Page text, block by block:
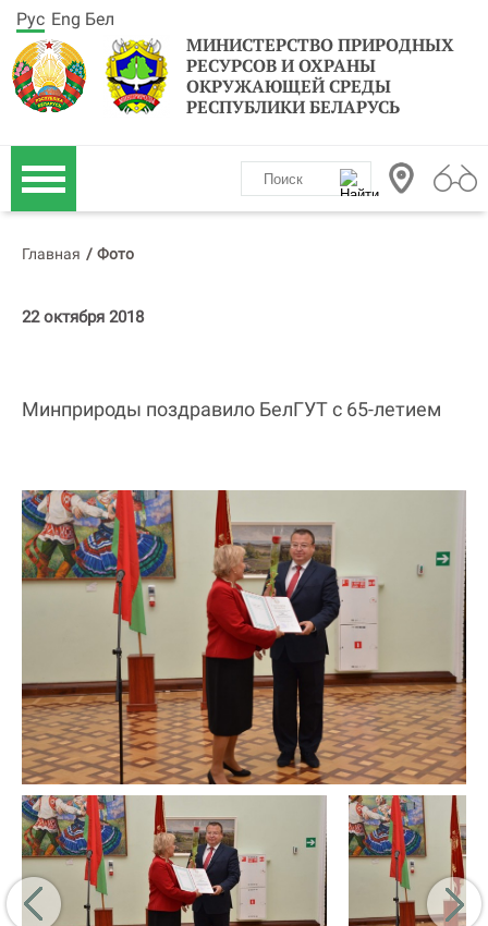
МИНИСТЕРСТВО ПРИРОДНЫХ
РЕСУРСОВ И ОХРАНЫ
ОКРУЖАЮЩЕЙ СРЕДЫ
РЕСПУБЛИКИ БЕЛАРУСЬ
Рус Eng Бел
Главная / Фото
22 октября 2018
Минприроды поздравило БелГУТ с 65-летием